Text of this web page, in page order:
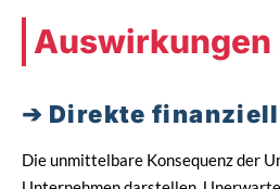
Auswirkungen
Direkte
Die unmittelbare Konsequenz der